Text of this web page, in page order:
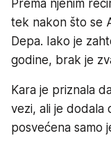
Prema njenim
tek nakon što se
Depa. Iako je
godine, brak je
Kara je priznala
vezi, ali je dodala
posvećena samo